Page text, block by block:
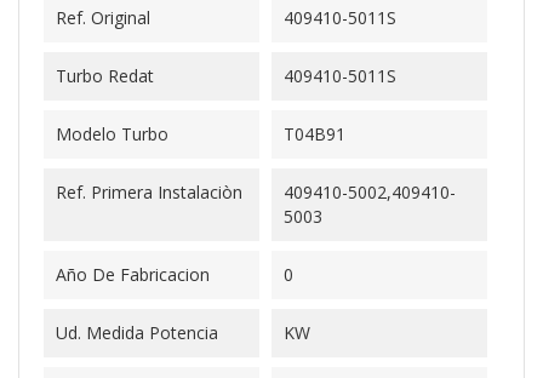
Ref. Original 409410-5011S
Turbo Redat 409410-5011S
Modelo Turbo T04B91
Ref. Primera Instalaciòn
409410-5002,409410-
5003
Año De Fabricacion 0
Ud. Medida Potencia KW